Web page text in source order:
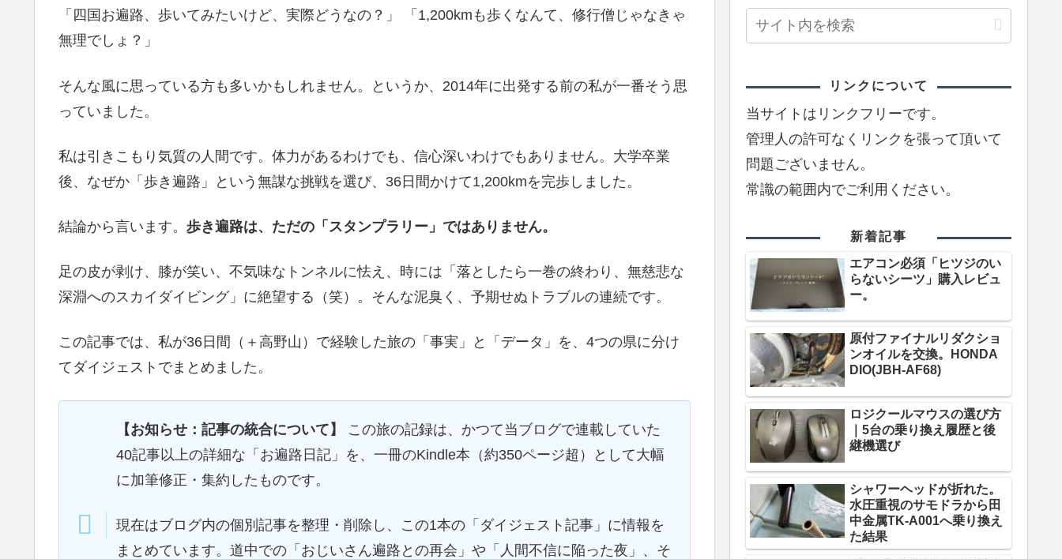
「四国お遍路、歩いてみたいけど、実際どうなの？」 「1,200kmも歩くなんて、修行僧じゃなきゃ
無理でしょ？」
そんな風に思っている方も多いかもしれません。というか、2014年に出発する前の私が一番そう思
っていました。
私は引きこもり気質の人間です。体力があるわけでも、信心深いわけでもありません。大学卒業
後、なぜか「歩き遍路」という無謀な挑戦を選び、36日間かけて1,200kmを完歩しました。
結論から言います。 歩き遍路は、ただの「スタンプラリー」ではありません。
足の皮が剥け、膝が笑い、不気味なトンネルに怯え、時には「落としたら一巻の終わり、無慈悲な
深淵へのスカイダイビング」に絶望する（笑）。そんな泥臭く、予期せぬトラブルの連続です。
この記事では、私が36日間（＋高野山）で経験した旅の「事実」と「データ」を、4つの県に分け
てダイジェストでまとめました。
【お知らせ：記事の統合について】
この旅の記録は、かつて当ブログで連載していた
40記事以上の詳細な「お遍路日記」を、一冊のKindle本（約350ページ超）として大幅
に加筆修正・集約したものです。
現在はブログ内の個別記事を整理・削除し、この1本の「ダイジェスト記事」に情報を
まとめています。道中での「おじいさん遍路との再会」や「人間不信に陥った夜」、そ
リンクについて
当サイトはリンクフリーです。
管理人の許可なくリンクを張って頂いて
問題ございません。
常識の範囲内でご利用ください。
新着記事
エアコン必須「ヒツジのい
らないシーツ」購入レビュ
ー。
原付ファイナルリダクショ
ンオイルを交換。HONDA
DIO(JBH-AF68)
ロジクールマウスの選び方
｜5台の乗り換え履歴と後
継機選び
シャワーヘッドが折れた。
水圧重視のサモドラから田
中金属TK-A001へ乗り換え
た結果